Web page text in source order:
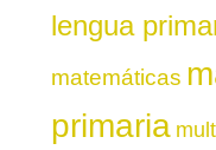
lengua
matemáticas
primaria